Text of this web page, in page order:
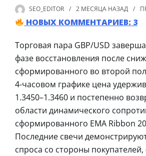
SEO_EDITOR 2 МЕСЯЦА НАЗАД
НОВЫХ КОММЕНТАРИЕВ: 3
Торговая пара GBP/USD
фазе восстановления после
сформированного во второй
4-часовом графике цена
1.3450–1.3460 и постепенно
области динамического
сформированного EMA Ribbon
Последние свечи
спроса со стороны покупателей,